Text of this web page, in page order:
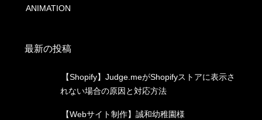
ANIMATION
最新の投稿
【Shopify】Judge.meがShopifyストアに表示さ
れない場合の原因と対応方法
【Webサイト制作】誠和幼稚園様